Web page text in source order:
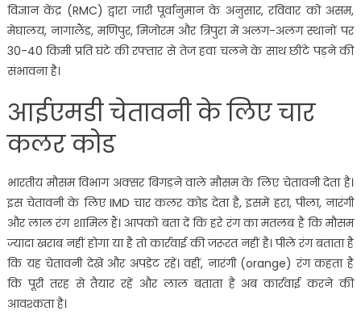
विज्ञान केंद्र (RMC) द्वारा जारी पूर्वानुमान के अनुसार, रविवार को असम,
मेघालय, नागालैंड, मणिपुर, मिजोरम और त्रिपुरा में अलग-अलग स्थानों पर
30-40 किमी प्रति घंटे की रफ्तार से तेज हवा चलने के साथ छींटे पड़ने की
संभावना है।
आईएमडी चेतावनी के लिए चार
कलर कोड
भारतीय मौसम विभाग अक्सर बिगड़ने वाले मौसम के लिए चेतावनी देता है।
इस चेतावनी के लिए IMD चार कलर कोड देता है, इसमें हरा, पीला, नारंगी
और लाल रंग शामिल हैं। आपको बता दें कि हरे रंग का मतलब है कि मौसम
ज्यादा खराब नहीं होगा या है तो कार्रवाई की जरूरत नहीं है। पीले रंग बताता है
कि यह चेतावनी देखें और अपडेट रहें। वहीं, नारंगी (orange) रंग कहता है
कि पूरी तरह से तैयार रहें और लाल बताता है अब कार्रवाई करने की
आवश्कता है।